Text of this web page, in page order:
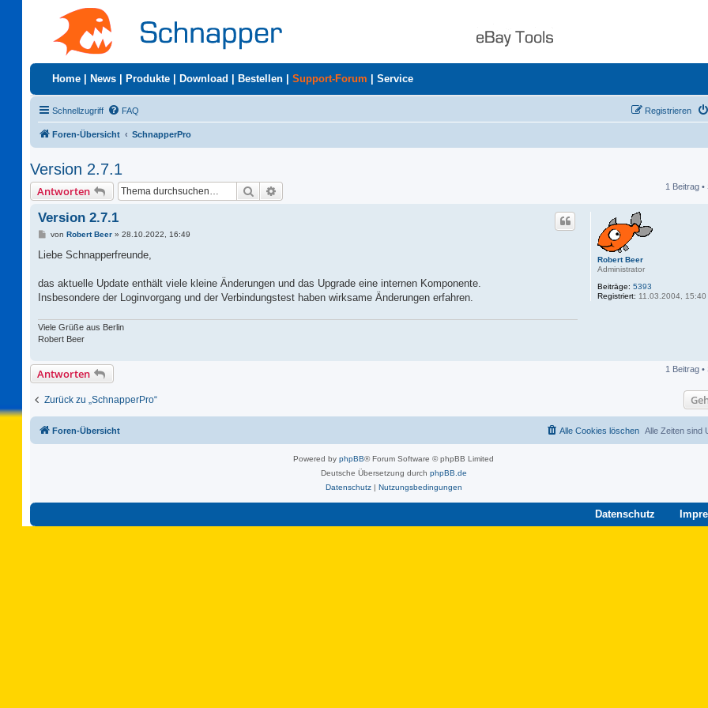
Home News Produkte Download Bestellen Support-Forum Service
Schnellzugriff FAQ Registrieren
Foren-Übersicht SchnapperPro
Version 2.7.1
Antworten Suche 1 Beitrag •
Robert Beer
Administrator
Beiträge: 5393
Registriert: 11.03.2004, 15:40
Version 2.7.1
B
i
a
von Robert Beer» 28.10.2022, 16:49
Liebe Schnapperfreunde,
das aktuelle Update enthält viele kleine Änderungen und das Upgrade eine internen Komponente.
Insbesondere der Loginvorgang und der Verbindungstest haben wirksame Änderungen erfahren.
Viele Grüße aus Berlin
Robert Beer
Antworten 1 Beitrag •
Zurück zu „SchnapperPro“
Foren-Übersicht Alle Zeiten sind
Alle Cookies löschen
Powered by phpBB® Forum Software © phpBB Limited
Deutsche Übersetzung durch phpBB.de
Datenschutz| Nutzungsbedingungen
Datenschutz